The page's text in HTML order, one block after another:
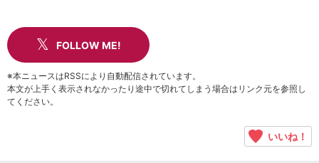
FOLLOW ME!
※本ニュースはRSSにより自動配信されています。
本文が上手く表示されなかったり途中で切れてしまう場合はリンク元を参照し
てください。
いいね！